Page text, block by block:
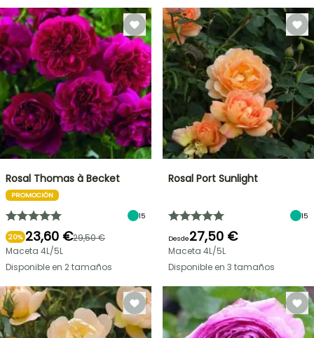
Rosal Thomas à Becket
PROMOCIÓN
15
20% 23,60 €29,50 €
Maceta 4L/5L
Disponible en 2 tamaños
Rosal Port Sunlight
15
Desde27,50 €
Maceta 4L/5L
Disponible en 3 tamaños